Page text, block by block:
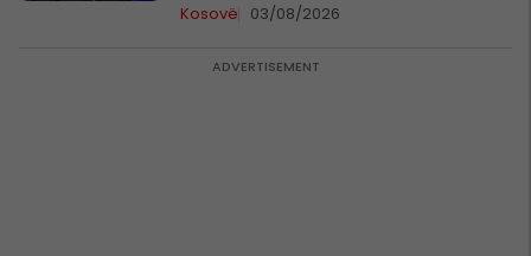
në Serbi
Kosovë 03/08/2026